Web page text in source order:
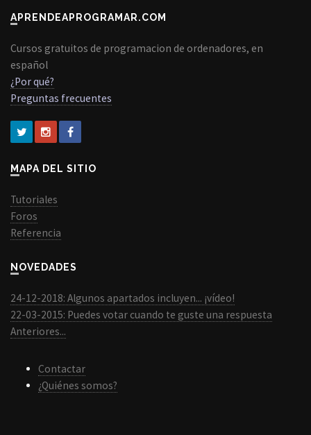
APRENDEAPROGRAMAR.COM
Cursos gratuitos de programacion de ordenadores, en
español
¿Por qué?
Preguntas frecuentes
MAPA DEL SITIO
Tutoriales
Foros
Referencia
NOVEDADES
24-12-2018: Algunos apartados incluyen... ¡vídeo!
22-03-2015: Puedes votar cuando te guste una respuesta
Anteriores...
Contactar
¿Quiénes somos?